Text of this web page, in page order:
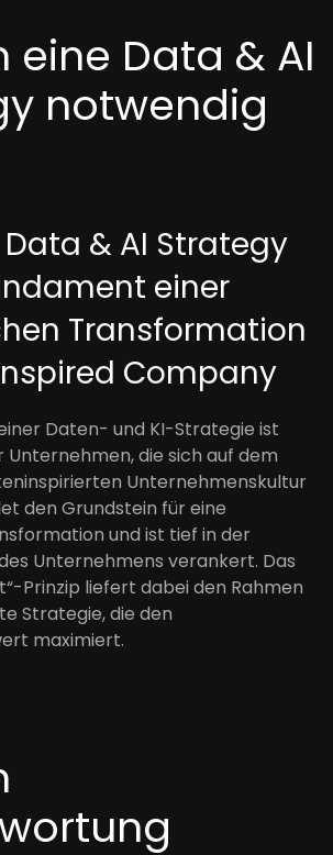
eine Data & AI
notwendig
& AI Strategy
einer
Transformation
Company
Daten- und KI-Strategie ist
die sich auf dem
Unternehmenskultur
den Grundstein für eine
und ist tief in der
Unternehmens verankert. Das
Prinzip liefert dabei den Rahmen
Strategie, die den
maximiert.